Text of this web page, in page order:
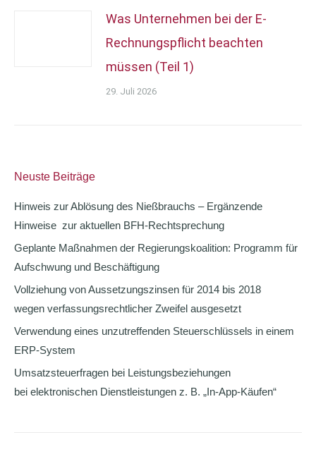
Was Unternehmen bei der E-
Rechnungspflicht beachten
müssen (Teil 1)
29. Juli 2026
Neuste Beiträge
Hinweis zur Ablösung des Nießbrauchs – Ergänzende
Hinweise zur aktuellen BFH-Rechtsprechung
Geplante Maßnahmen der Regierungskoalition: Programm für
Aufschwung und Beschäftigung
Vollziehung von Aussetzungszinsen für 2014 bis 2018
wegen verfassungsrechtlicher Zweifel ausgesetzt
Verwendung eines unzutreffenden Steuerschlüssels in einem
ERP-System
Umsatzsteuerfragen bei Leistungsbeziehungen
bei elektronischen Dienstleistungen z. B. „In-App-Käufen“